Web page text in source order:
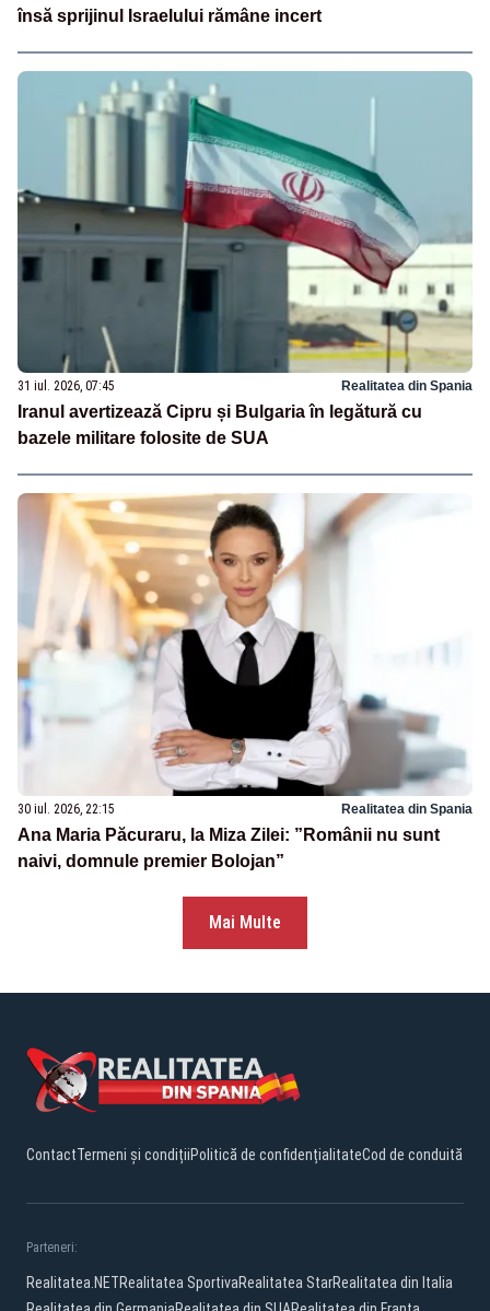
însă sprijinul Israelului rămâne incert
31 iul. 2026, 07:45 Realitatea din Spania
Iranul avertizează Cipru și Bulgaria în legătură cu
bazele militare folosite de SUA
30 iul. 2026, 22:15 Realitatea din Spania
Ana Maria Păcuraru, la Miza Zilei: ”Românii nu sunt
naivi, domnule premier Bolojan”
Mai Multe
ContactTermeni și condițiiPolitică de confidențialitateCod de conduită
Parteneri:
Realitatea.NETRealitatea SportivaRealitatea StarRealitatea din Italia